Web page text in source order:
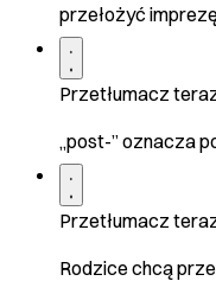
przełożyć
Przetłumacz
„post-” oznacza
Przetłumacz
Rodzice chcą